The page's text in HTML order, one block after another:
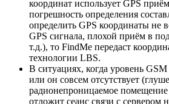
координат использует GPS
погрешность определения
определить GPS координаты не
GPS сигнала, плохой приём в
т.д.), то FindMe передаст
технологии LBS.
В ситуациях, когда уровень
или он совсем отсутствует
радионепроницаемое
отложит сеанс связи с сервером